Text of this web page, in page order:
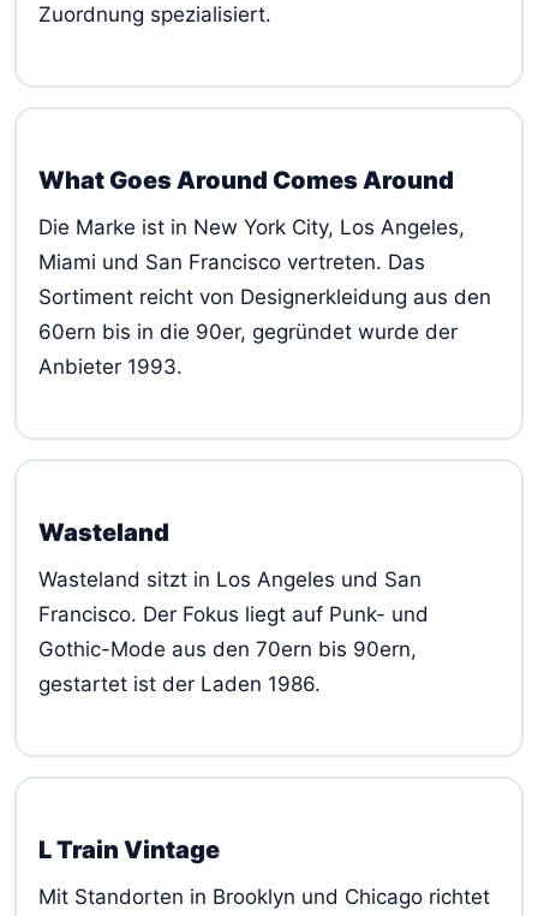
Zuordnung spezialisiert.
What Goes Around Comes Around
Die Marke ist in New York City, Los Angeles,
Miami und San Francisco vertreten. Das
Sortiment reicht von Designerkleidung aus den
60ern bis in die 90er, gegründet wurde der
Anbieter 1993.
Wasteland
Wasteland sitzt in Los Angeles und San
Francisco. Der Fokus liegt auf Punk- und
Gothic-Mode aus den 70ern bis 90ern,
gestartet ist der Laden 1986.
L Train Vintage
Mit Standorten in Brooklyn und Chicago richtet